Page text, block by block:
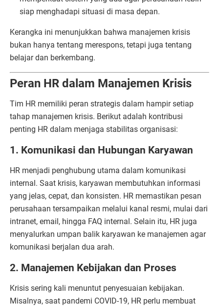
siap menghadapi situasi di masa depan.
Kerangka ini menunjukkan bahwa manajemen krisis
bukan hanya tentang merespons, tetapi juga tentang
belajar dan berkembang.
Peran HR dalam Manajemen Krisis
Tim HR memiliki peran strategis dalam hampir setiap
tahap manajemen krisis. Berikut adalah kontribusi
penting HR dalam menjaga stabilitas organisasi:
1. Komunikasi dan Hubungan Karyawan
HR menjadi penghubung utama dalam komunikasi
internal. Saat krisis, karyawan membutuhkan informasi
yang jelas, cepat, dan konsisten. HR memastikan pesan
perusahaan tersampaikan melalui kanal resmi, mulai dari
intranet, email, hingga FAQ internal. Selain itu, HR juga
menyalurkan umpan balik karyawan ke manajemen agar
komunikasi berjalan dua arah.
2. Manajemen Kebijakan dan Proses
Krisis sering kali menuntut penyesuaian kebijakan.
Misalnya, saat pandemi COVID-19, HR perlu membuat